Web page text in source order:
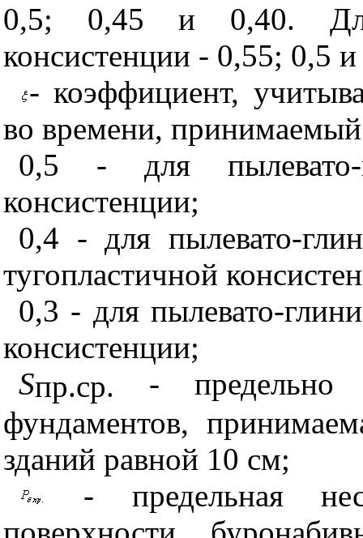
0,5; 0,45 и 0,40. Для
консистенции - 0,55; 0,5
- коэффициент,
во времени,
0,5 - для пылевато-
консистенции;
0,4 - для пылевато-
тугопластичной
0,3 - для пылевато-
консистенции;
Sпр.ср. - предельно
фундаментов,
зданий равной 10 см;
- предельная